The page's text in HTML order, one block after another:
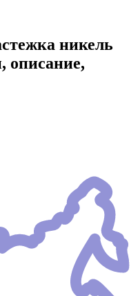
никель
описание,